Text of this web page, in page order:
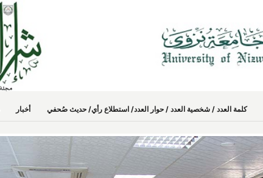
كلمة العدد / شخصية العدد / حوار العدد/ استطلاع رأي/ حديث صُحفي أخبار